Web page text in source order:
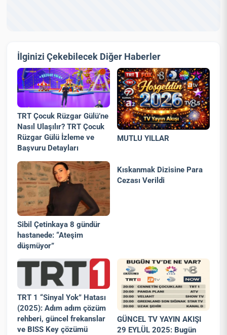
İlginizi Çekebilecek Diğer Haberler
TRT Çocuk Rüzgar Gülü’ne
Nasıl Ulaşılır? TRT Çocuk
Rüzgar Gülü İzleme ve
Başvuru Detayları
MUTLU YILLAR
Sibil Çetinkaya 8 gündür
hastanede: “Ateşim
düşmüyor”
Kıskanmak Dizisine Para
Cezası Verildi
TRT 1 “Sinyal Yok” Hatası
(2025): Adım adım çözüm
rehberi, güncel frekanslar
ve BISS Key çözümü
GÜNCEL TV YAYIN AKIŞI
29 EYLÜL 2025: Bugün